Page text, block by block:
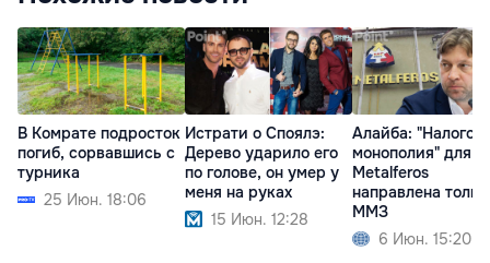
В Комрате подросток
погиб, сорвавшись с
турника
25 Июн. 18:06
Истрати о Споялэ:
Дерево ударило его
по голове, он умер у
меня на руках
15 Июн. 12:28
Алайба:
монополия" для
Metalferos
направлена
ММЗ
6 Июн. 15:20